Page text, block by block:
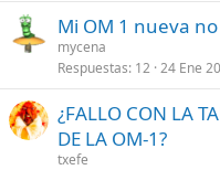
Mi OM 1 nueva
mycena
Respuestas 12 24 Ene
¿FALLO CON LA
DE LA OM-1?
txefe